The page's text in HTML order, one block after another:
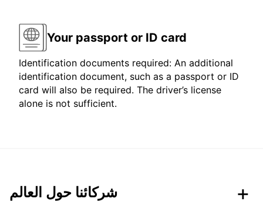
Your passport or ID card
Identification documents required: An additional
identification document, such as a passport or ID
card will also be required. The driver’s license
alone is not sufficient.
شركائنا حول العالم